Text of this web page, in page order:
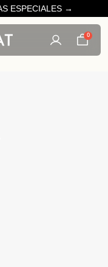
ESPECIALES →
0